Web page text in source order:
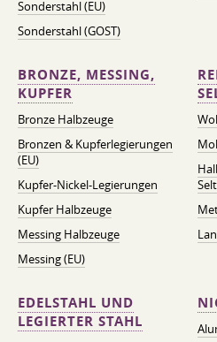
Sonderstahl (EU)
Sonderstahl (GOST)
BRONZE, MESSING,
KUPFER
Bronze Halbzeuge
Bronzen & Kupferlegierungen
(EU)
Kupfer-Nickel-Legierungen
Kupfer Halbzeuge
Messing Halbzeuge
Messing (EU)
EDELSTAHL UND
LEGIERTER STAHL